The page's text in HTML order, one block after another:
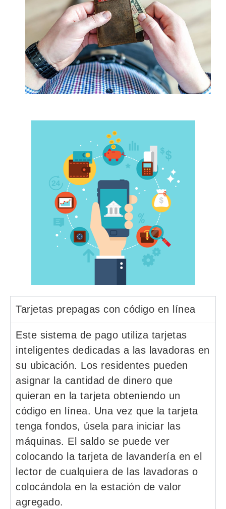
Tarjetas prepagas con código en línea
Este sistema de pago utiliza tarjetas
inteligentes dedicadas a las lavadoras en
su ubicación. Los residentes pueden
asignar la cantidad de dinero que
quieran en la tarjeta obteniendo un
código en línea. Una vez que la tarjeta
tenga fondos, úsela para iniciar las
máquinas. El saldo se puede ver
colocando la tarjeta de lavandería en el
lector de cualquiera de las lavadoras o
colocándola en la estación de valor
agregado.